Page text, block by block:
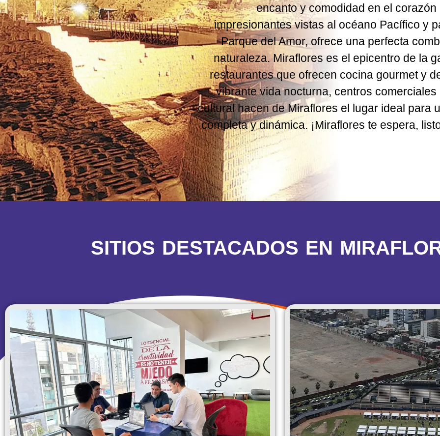
encanto y comodidad en el
impresionantes vistas al océano Pacífico y
Parque del Amor, ofrece una perfecta
naturaleza. Miraflores es el epicentro de la
restaurantes que ofrecen cocina gourmet y
vibrante vida nocturna, centros
cultural hacen de Miraflores el lugar ideal para
completa y dinámica. ¡Miraflores te espera,
SITIOS DESTACADOS EN